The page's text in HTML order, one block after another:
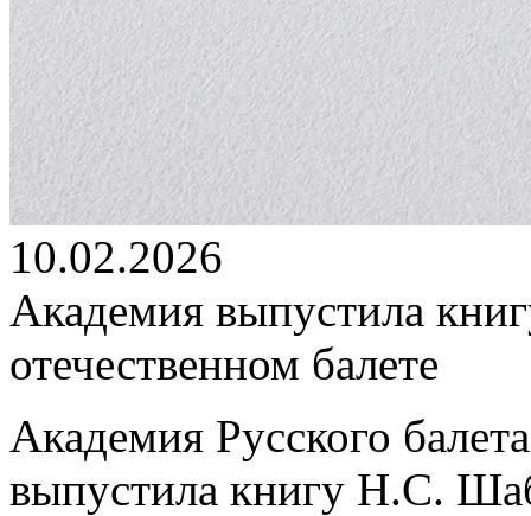
10.02.2026
Академия выпустила
отечественном балете
Академия Русского
выпустила книгу Н.С.